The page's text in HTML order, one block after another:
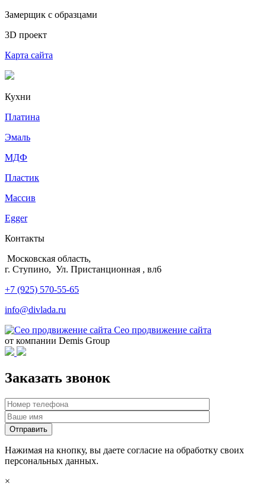
Замерщик с образцами
3D проект
Карта сайта
Кухни
Платина
Эмаль
МДФ
Пластик
Массив
Egger
Контакты
Московская область,
г. Ступино, Ул. Пристанционная , вл6
+7 (925) 570-55-65
info@divlada.ru
Сео продвижение сайта
от компании Demis Group
Заказать звонок
Нажимая на кнопку, вы даете согласие на обработку своих
персональных данных.
×